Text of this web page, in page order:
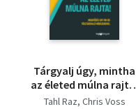
Tárgyalj úgy, mintha
az életed múlna rajta!
- új kiadás - Meggyőzés
Tahl Raz Chris Voss